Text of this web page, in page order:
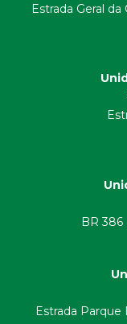
Estrada Geral
BR 386
Estrada Parque